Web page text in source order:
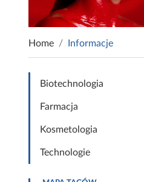
Home Informacje
Biotechnologia
Farmacja
Kosmetologia
Technologie